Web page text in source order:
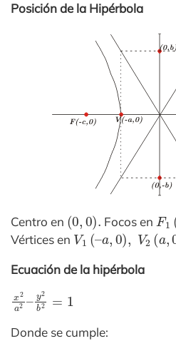
Posición de la Hipérbola
Centro en (0 0) Focos en F1
Vértices en V1(– a ,0),V2(a, 0)
Ecuación de la hipérbola
x2 2–
y2 2=
Donde se cumple: